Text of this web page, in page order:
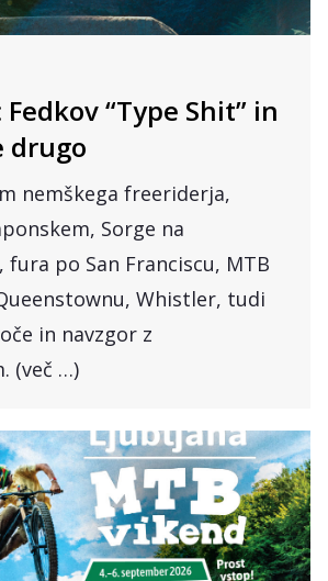
“Type Shit” in
drugo
nemškega freeriderja,
Sorge na
fura po San Franciscu, MTB
Whistler, tudi
in navzgor z
(več …)